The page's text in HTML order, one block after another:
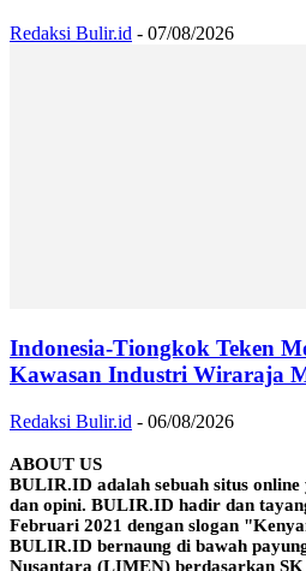
Redaksi Bulir.id - 07/08/2026
Indonesia-Tiongkok Teken
Kawasan Industri Wiraraja
Redaksi Bulir.id - 06/08/2026
ABOUT US
BULIR.ID adalah sebuah situs
dan opini. BULIR.ID hadir dan
Februari 2021 dengan slogan
BULIR.ID bernaung di bawah
Nusantara (LIMEN) berdasarkan SK